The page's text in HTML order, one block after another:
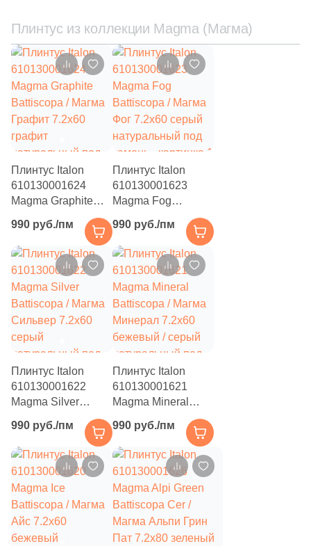
Плинтус из коллекции Magma (Магма)
Плинтус Italon
610130001624
Magma Graphite
Battiscopa / Магма
Графит 7.2x60
графит
натуральный под
камень
990 руб./пм
Плинтус Italon
610130001623
Magma Fog
Battiscopa / Магма
Фог 7.2x60 серый
натуральный под
990 руб./пм
Плинтус Italon
610130001622
Magma Silver
Battiscopa / Магма
Сильвер 7.2x60
серый
натуральный под
камень
990 руб./пм
Плинтус Italon
610130001621
Magma Mineral
Battiscopa / Магма
Минерал 7.2x60
бежевый / серый
натуральный под
камень
990 руб./пм